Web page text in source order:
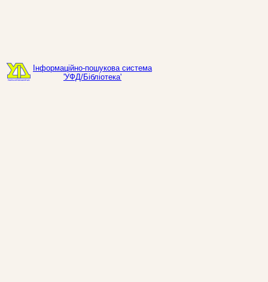
Інформаційно-пошукова система
'УФД/Бібліотека'